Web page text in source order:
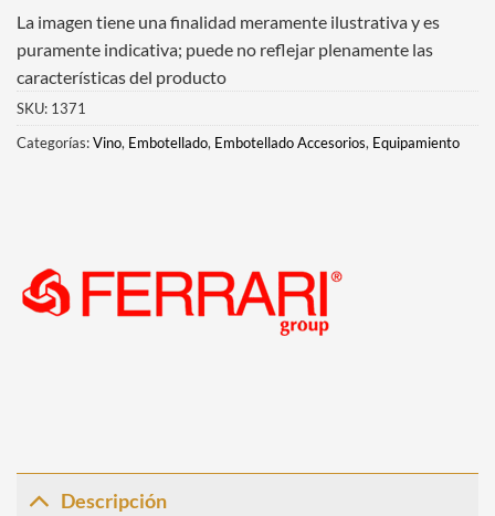
La imagen tiene una finalidad meramente ilustrativa y es
puramente indicativa; puede no reflejar plenamente las
características del producto
SKU: 1371
Categorías:Vino, Embotellado, Embotellado Accesorios, Equipamiento
Descripción